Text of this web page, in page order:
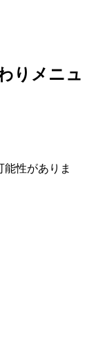
りメニュ
性がありま